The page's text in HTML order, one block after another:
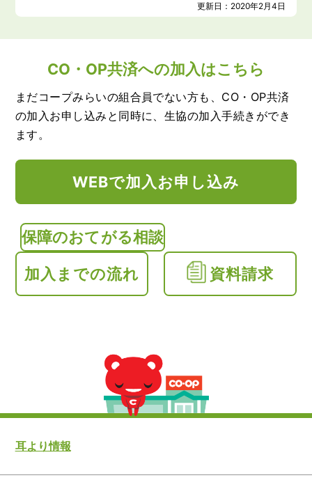
更新日： 2020年2月4日
CO・OP共済への加入はこちら
まだコープみらいの組合員でない方も、CO・OP共済
の加入お申し込みと同時に、生協の加入手続きができ
ます。
WEBで加入お申し込み
保障のおてがる相談
加入までの流れ 資料請求
耳より情報